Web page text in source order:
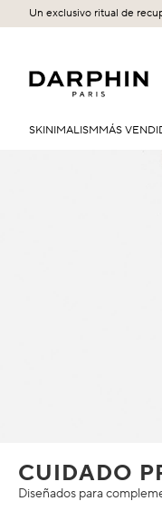
Un exclusivo ritual de
SKINIMALISMMÁS
CUIDADO
Diseñados para